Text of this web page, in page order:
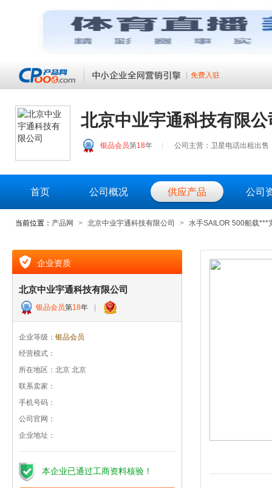
免费入驻
北京中业宇通科技有限公
银品会员第18年 公司主营：卫星电话出租出
首页 公司概况 供应产品 公司
当前位置： 产品网 > 北京中业宇通科技有限公司 > 水手SAILOR 500船载***
企业资质
北京中业宇通科技有限公司
银品会员第18年
企业等级： 银品会员
经营模式：
所在地区：北京 北京
联系卖家：
手机号码：
公司官网：
企业地址：
本企业已通过工商资料核验！